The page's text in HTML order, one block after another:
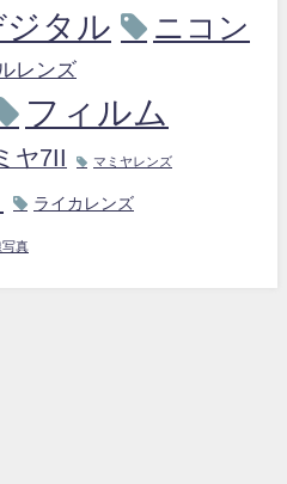
ジタル ニコン
レンズ
フィルム
ヤ7II マミヤレンズ
ライカレンズ
写真